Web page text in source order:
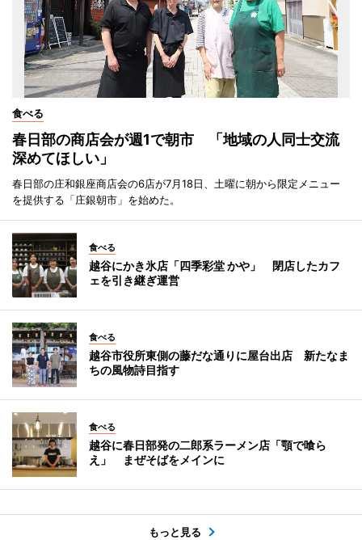
食べる
春日部の商店会が週1で朝市 「地域の人同士交流
深めてほしい」
春日部の庄和銀座商店会の6店が7月18日、土曜に朝から限定メニュー
を提供する「庄銀朝市」を始めた。
食べる
越谷にかき氷店「四季彩堂 かや」 閉店したカフ
ェを引き継ぎ運営
食べる
越谷市役所東側の藤だな通りに屋台出店 新たなま
ちの風物詩目指す
食べる
越谷に春日部発の二郎系ラーメン店「顎で喰ら
え」 まぜそばをメインに
もっと見る